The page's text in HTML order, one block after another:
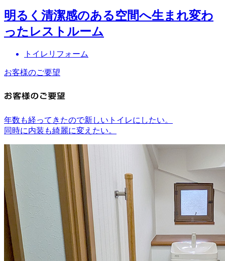
明るく清潔感のある空間へ生まれ変わ
ったレストルーム
トイレリフォーム
お客様のご要望
年数も経ってきたので新しいトイレにしたい。
同時に内装も綺麗に変えたい。